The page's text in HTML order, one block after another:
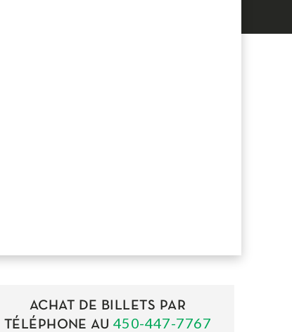
ACHAT DE BILLETS PAR
TÉLÉPHONE AU 450-447-7767